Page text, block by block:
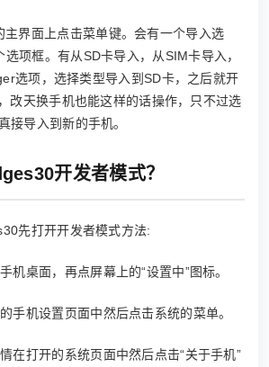
主界面上点击菜单键。会有一个导入选
项框。有从SD卡导入，从SIM卡导入，
选项，选择类型导入到SD卡，之后就开
改天换手机也能这样的话操作，只不过选
接导入到新的手机。
开发者模式？
先打开开发者模式方法:
机桌面，再点屏幕上的“设置中”图标。
手机设置页面中然后点击系统的菜单。
在打开的系统页面中然后点击“关于手机”